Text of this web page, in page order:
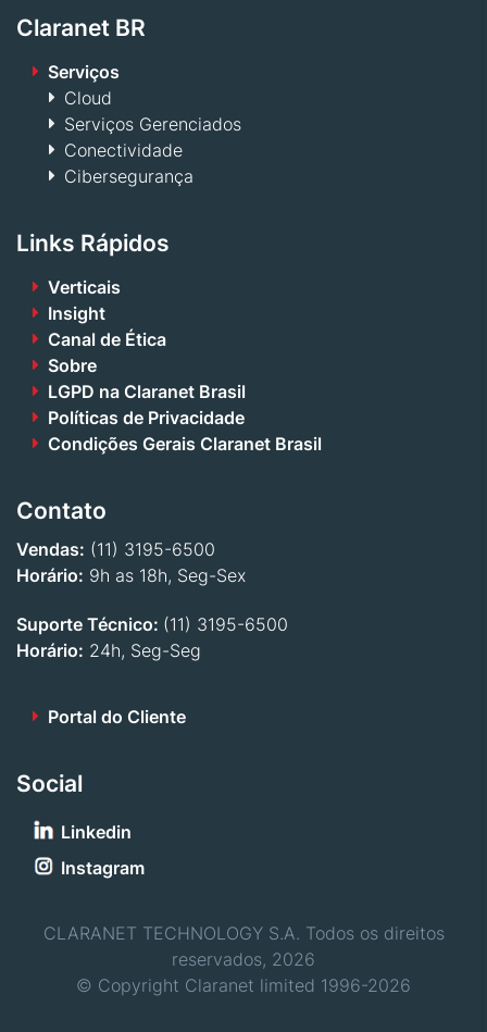
Claranet BR
Serviços
Cloud
Serviços Gerenciados
Conectividade
Cibersegurança
Links Rápidos
Verticais
Insight
Canal de Ética
Sobre
LGPD na Claranet Brasil
Políticas de Privacidade
Condições Gerais Claranet Brasil
Contato
Vendas: (11) 3195-6500
Horário: 9h as 18h, Seg-Sex
Suporte Técnico: (11) 3195-6500
Horário: 24h, Seg-Seg
Portal do Cliente
Social
Linkedin
Instagram
CLARANET TECHNOLOGY S.A. Todos os direitos
reservados, 2026
© Copyright Claranet limited 1996-2026